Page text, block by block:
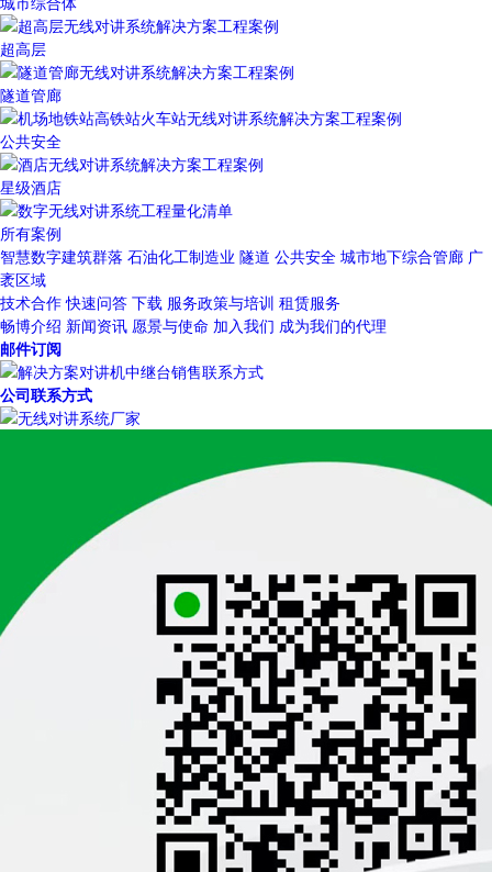
超高层
隧道管廊
公共安全
星级酒店
所有案例
智慧数字建筑群落 石油化工制造业 隧道 公共安全 城市地下综合管廊 广
袤区域
技术合作 快速问答 下载 服务政策与培训 租赁服务
畅博介绍 新闻资讯 愿景与使命 加入我们 成为我们的代理
邮件订阅
公司联系方式